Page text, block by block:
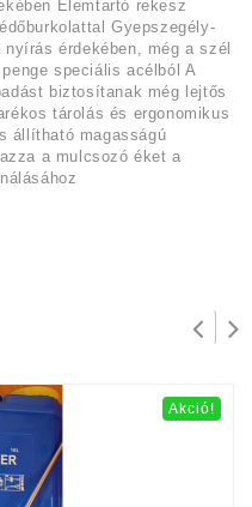
Elemtartó rekesz
Gyepszegély-
érdekében, még a szél
speciális acélból A
biztosítanak még lejtős
tárolás és ergonomikus
állítható magasságú
a mulcsozó éket a
Akció!